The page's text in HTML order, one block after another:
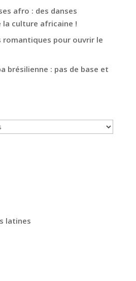
afro : des danses
la culture africaine !
romantiques pour ouvrir le
brésilienne : pas de base et
latines